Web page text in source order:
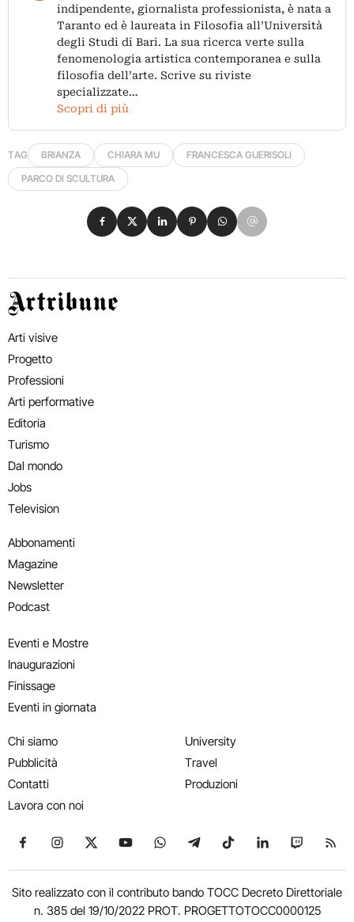
indipendente, giornalista professionista, è nata a
Taranto ed è laureata in Filosofia all’Università
degli Studi di Bari. La sua ricerca verte sulla
fenomenologia artistica contemporanea e sulla
filosofia dell’arte. Scrive su riviste
specializzate…
Scopri di più
TAG BRIANZA CHIARA MU
FRANCESCA GUERISOLI
PARCO DI SCULTURA
Condividi su Facebook
Condividi su X
Condividi su LinkedIn
Condividi su Pinterest
Condividi su WhatsApp
Condividi su Email
Artribune
Arti visive
Progetto
Professioni
Arti performative
Editoria
Turismo
Dal mondo
Jobs
Television
Abbonamenti
Magazine
Newsletter
Podcast
Eventi e Mostre
Inaugurazioni
Finissage
Eventi in giornata
Chi siamo
Pubblicità
Contatti
Lavora con noi
University
Travel
Produzioni
Seguici su Facebook
Seguici su Instagram
Seguici su X
Seguici su YouTube
Seguici su WhatsApp
Seguici su Telegram
Seguici su TikTok
Seguici su
Seguici
Sito realizzato con il contributo bando TOCC Decreto Direttoriale
n. 385 del 19/10/2022 PROT. PROGETTOTOCC0000125